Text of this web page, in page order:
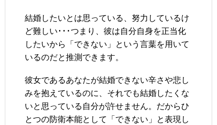
結婚したいとは思っている、努力しているけ
ど難しい･･･つまり、彼は自分自身を正当化
したいから「できない」という言葉を用いて
いるのだと推測できます。
彼女であるあなたが結婚できない辛さや悲し
みを抱えているのに、それでも結婚したくな
いと思っている自分が許せません。だからひ
とつの防衛本能として「できない」と表現し